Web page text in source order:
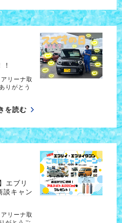
リーナ取
りがとう
を読む
エブリ
談キャン
リーナ取